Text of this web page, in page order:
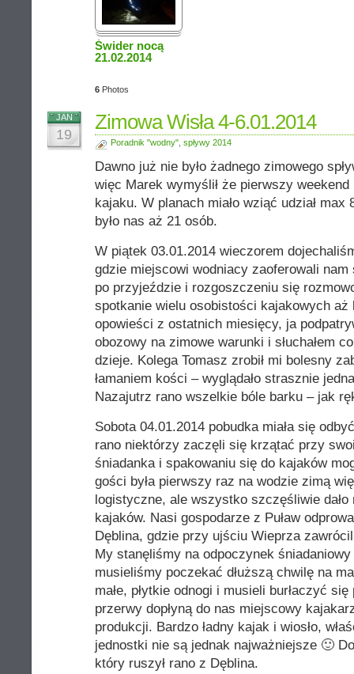
Świder nocą
21.02.2014
6 Photos
JAN
19
Zimowa Wisła 4-6.01.2014
Poradnik "wodny" spływy 2014
Dawno już nie było żadnego zimowego
więc Marek wymyślił że pierwszy
kajaku. W planach miało wziąć udział
było nas aż 21 osób.
W piątek 03.01.2014 wieczorem
gdzie miejscowi wodniacy zaoferowali
po przyjeździe i rozgoszczeniu się
spotkanie wielu osobistości kajakowych aż
opowieści z ostatnich miesięcy, ja
obozowy na zimowe warunki i słuchałem
dzieje. Kolega Tomasz zrobił mi bolesny
łamaniem kości – wyglądało strasznie
Nazajutrz rano wszelkie bóle barku – jak
Sobota 04.01.2014 pobudka miała się
rano niektórzy zaczęli się krzątać przy
śniadanka i spakowaniu się do kajaków
gości była pierwszy raz na wodzie zimą
logistyczne, ale wszystko szczęśliwie dało
kajaków. Nasi gospodarze z Puław
Dęblina, gdzie przy ujściu Wieprza
My stanęliśmy na odpoczynek
musieliśmy poczekać dłuższą chwilę na
małe, płytkie odnogi i musieli burłaczyć
przerwy dopłyną do nas miejscowy
produkcji. Bardzo ładny kajak i wiosło,
jednostki nie są jednak najważniejsze 🙂
który ruszył rano z Dęblina.